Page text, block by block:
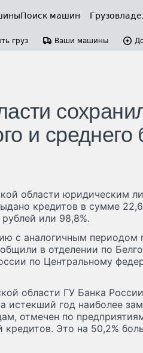
Поиск машин
груз Ваши машины
и среднего
области юридическим
кредитов в сумме
или 98,8%.
с аналогичным периодом
в отделении по
по Центральному
области ГУ Банка
истекший год наиболее
отмечен по
Это на 50,2%